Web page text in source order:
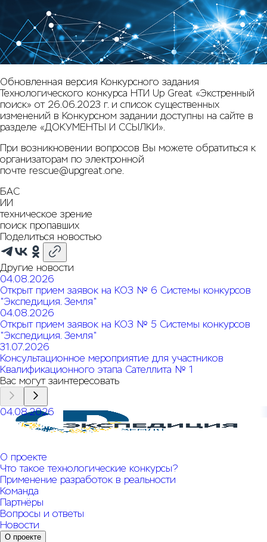
Обновленная версия Конкурсного задания
Технологического конкурса НТИ Up Great «Экстренный
поиск» от 26.06.2023 г. и список существенных
изменений в Конкурсном задании доступны на сайте в
разделе «ДОКУМЕНТЫ И ССЫЛКИ».
При возникновении вопросов Вы можете обратиться к
организаторам по электронной
почте rescue@upgreat.one
БАС
ИИ
техническое зрение
поиск пропавших
Поделиться новостью
Другие новости
04.08.2026
Открыт прием заявок на КОЗ № 6 Системы конкурсов
"Экспедиция. Земля"
04.08.2026
Открыт прием заявок на КОЗ № 5 Системы конкурсов
"Экспедиция. Земля"
31.07.2026
Консультационное мероприятие для участников
Квалификационного этапа Сателлита № 1
Вас могут заинтересовать
04.08.2026
Открыт прием заявок на КОЗ № 6 Системы конкурсов
"Экспедиция. Земля"
О проекте
Что такое технологические конкурсы?
Применение разработок в реальности
Команда
Партнёры
Вопросы и ответы
Новости
О проекте